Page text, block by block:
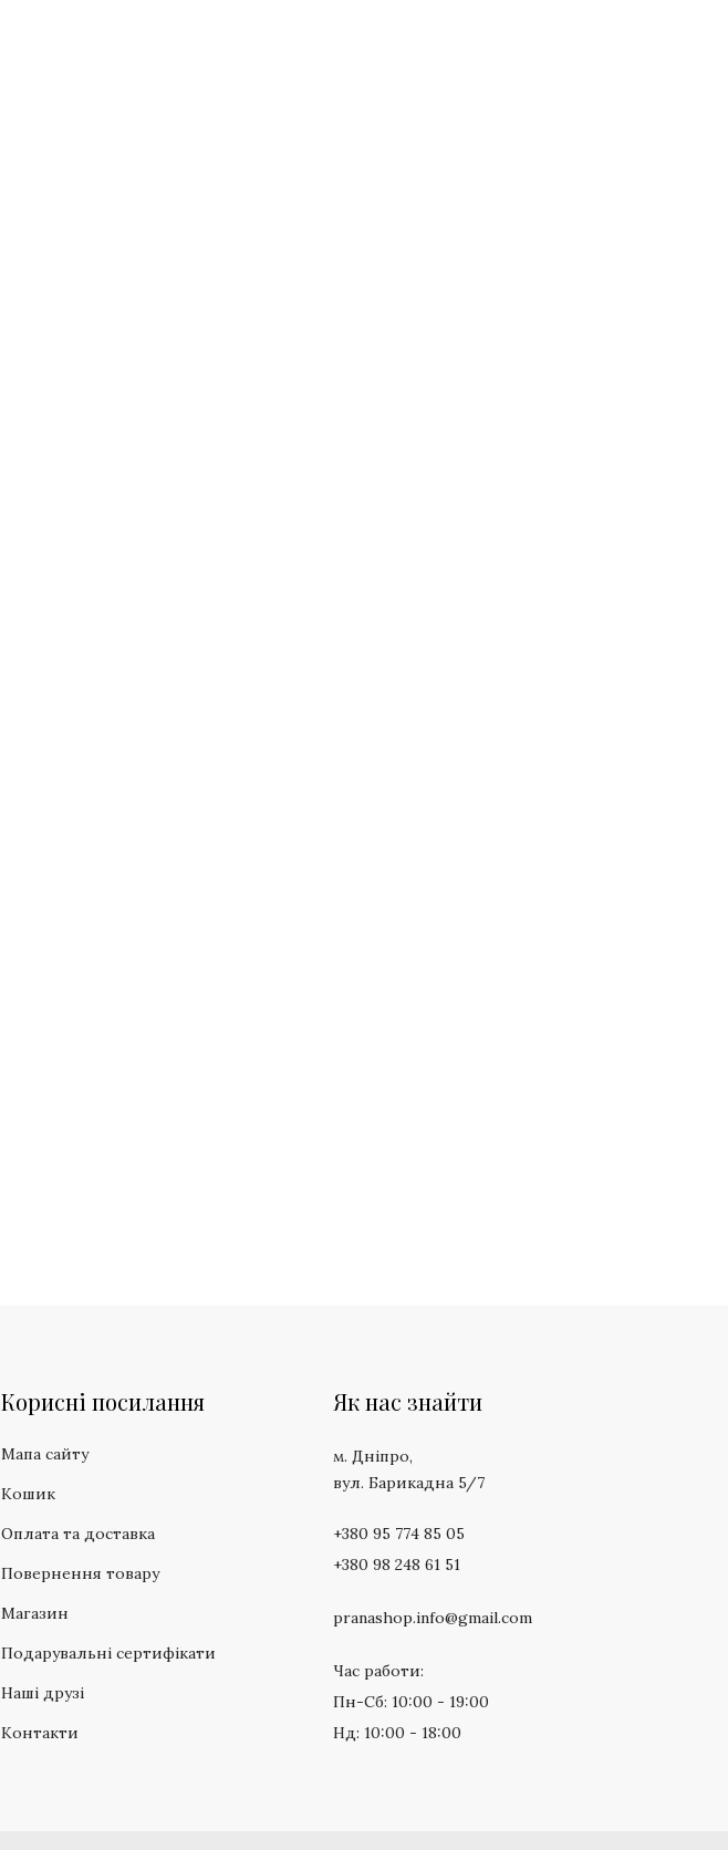
Корисні посилання
Мапа сайту
Кошик
Оплата та доставка
Повернення товару
Магазин
Подарувальні сертифікати
Наші друзі
Контакти
Як нас знайти
м. Дніпро,
вул. Барикадна 5/7
+380 95 774 85 05
+380 98 248 61 51
pranashop.info@gmail.com
Час работи:
Пн-Сб: 10:00 - 19:00
Нд: 10:00 - 18:00